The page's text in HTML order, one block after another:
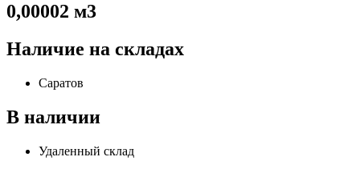
0,00002 м3
Наличие на складах
Саратов
В наличии
Удаленный склад